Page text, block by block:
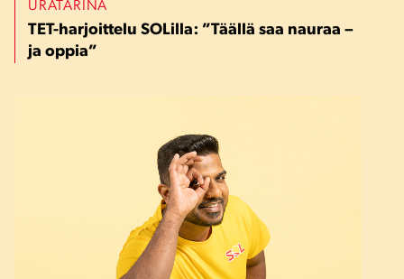
URATARINA
TET-harjoittelu SOLilla: ”Täällä saa nauraa –
ja oppia”